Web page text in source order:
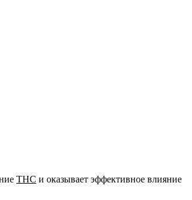
THC и оказывает эффективное влияние